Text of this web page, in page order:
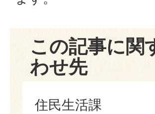
この記事に関
わせ先
住民生活課